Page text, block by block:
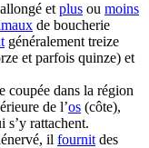
et plus ou moins
de boucherie
généralement treize
et parfois quinze) et
coupée dans la région
de l’os (côte),
s’y rattachent.
il fournit des